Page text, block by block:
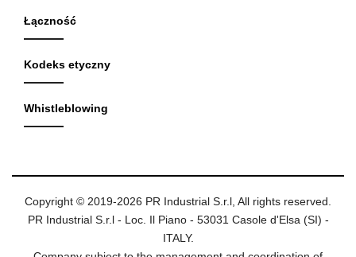
Łączność
Kodeks etyczny
Whistleblowing
Copyright © 2019-2026 PR Industrial S.r.l, All rights reserved.
PR Industrial S.r.l - Loc. Il Piano - 53031 Casole d'Elsa (SI) -
ITALY.